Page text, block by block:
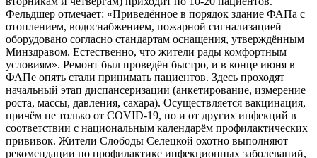
Фельдшер отмечает: «Приведённое в порядок здание ФАПа с
отоплением, водоснабжением, пожарной сигнализацией
оборудовано согласно стандартам оснащения, утверждённым
Минздравом. Естественно, что жители рады комфортным
условиям». Ремонт был проведён быстро, и в конце июня в
ФАПе опять стали принимать пациентов. Здесь проходят
начальный этап диспансеризации (анкетирование, измерение
роста, массы, давления, сахара). Осуществляется вакцинация,
причём не только от COVID-19, но и от других инфекций в
соответствии с национальным календарём профилактических
прививок. Жители Слободы Селецкой охотно выполняют
рекомендации по профилактике инфекционных заболеваний,